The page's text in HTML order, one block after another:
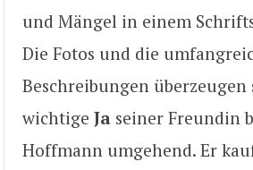
und Mängel in einem
Die Fotos und die
Beschreibungen überzeugen
wichtige Ja seiner Freundin
Hoffmann umgehend. Er